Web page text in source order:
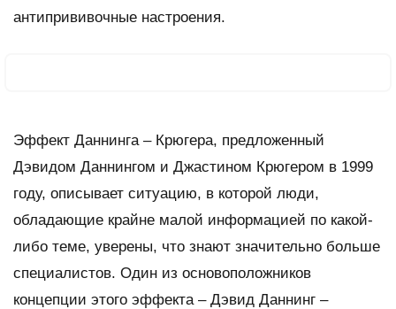
антипрививочные настроения.
Эффект Даннинга – Крюгера, предложенный
Дэвидом Даннингом и Джастином Крюгером в 1999
году, описывает ситуацию, в которой люди,
обладающие крайне малой информацией по какой-
либо теме, уверены, что знают значительно больше
специалистов. Один из основоположников
концепции этого эффекта – Дэвид Даннинг –